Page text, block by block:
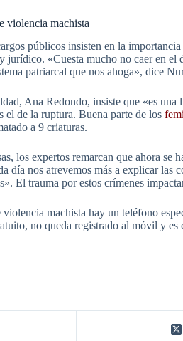
violencia machista
públicos insisten en la
«Cuesta mucho no caer en el
patriarcal que nos ahoga», dice
Ana Redondo, insiste que «es
el de la ruptura. Buena parte de los
a 9 criaturas.
los expertos remarcan que ahora
día nos atrevemos más a explicar
El trauma por estos crímenes
violencia machista hay un teléfono
no queda registrado al móvil y